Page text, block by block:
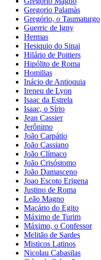
Gregorio Palamàs
Gregório, o Taumaturgo
Guerric de Igny
Hermas
Hesiquio do Sinai
Hilário de Poitiers
Hipólito de Roma
Homilias
Inácio de Antioquia
Ireneu de Lyon
Isaac da Estrela
Isaac, o Sírio
Jean Cassier
Jerônimo
João Carpátio
João Cassiano
João Clímaco
João Crisóstomo
João Damasceno
Joao Escoto Erigena
Justino de Roma
Leão Magno
Macário do Egito
Máximo de Turim
Máximo, o Confessor
Melitão de Sardes
Misticos Latinos
Nicolau Cabasilas